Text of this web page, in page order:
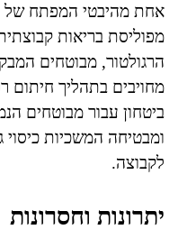
אחת מהיבטי המפתח של
מפוליסת בריאות
הרגולטור, מבוטחים
מחויבים בתהליך חיתום
ביטחון עבור מבוטחים
ומבטיחה המשכיות
לקבוצה.
יתרונות וחסרונות